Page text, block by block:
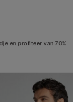
en profiteer van 70%